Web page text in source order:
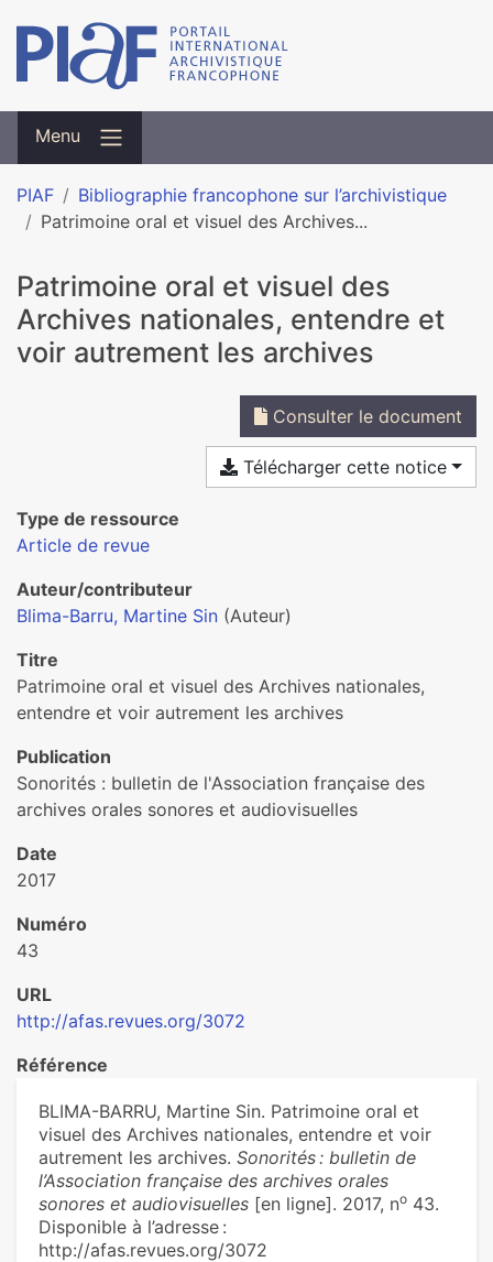
Menu
PIAF
Bibliographie francophone sur l’archivistique
Patrimoine oral et visuel des Archives...
Patrimoine oral et visuel des
Archives nationales, entendre et
voir autrement les archives
Consulter le document
Télécharger cette notice
Type de ressource
Article de revue
Auteur/contributeur
Blima-Barru, Martine Sin (Auteur)
Titre
Patrimoine oral et visuel des Archives nationales,
entendre et voir autrement les archives
Publication
Sonorités : bulletin de l'Association française des
archives orales sonores et audiovisuelles
Date
2017
Numéro
43
URL
http://afas.revues.org/3072
Référence
BLIMA-BARRU, Martine Sin. Patrimoine oral et
visuel des Archives nationales, entendre et voir
autrement les archives. Sonorités : bulletin de
l’Association française des archives orales
sonores et audiovisuelles [en ligne]. 2017, no 43.
Disponible à l’adresse :
http://afas.revues.org/3072